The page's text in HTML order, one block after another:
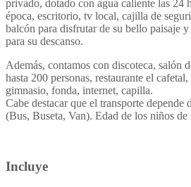
privado, dotado con agua caliente las 24
época, escritorio, tv local, cajilla de
balcón para disfrutar de su bello paisaje
para su descanso.
Además, contamos con discoteca, salón
hasta 200 personas, restaurante el
gimnasio, fonda, internet, capilla.
Cabe destacar que el transporte depende
(Bus, Buseta, Van). Edad de los niños de
Incluye